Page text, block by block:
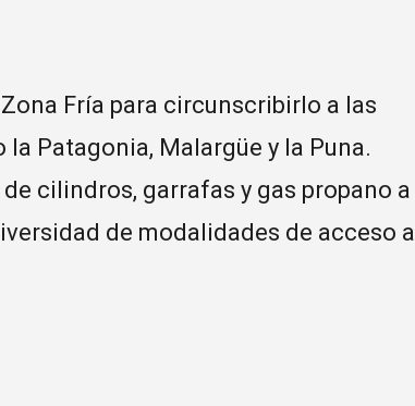
Fría para circunscribirlo a las
Patagonia, Malargüe y la Puna.
cilindros, garrafas y gas propano a
de modalidades de acceso a